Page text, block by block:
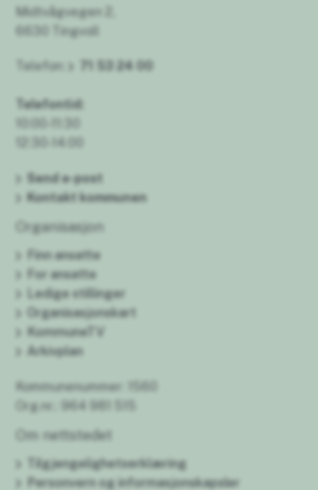
Midtvågvegen 2,
6630 Tingvoll
Telefon: 71 53 24 00
Telefontid:
12:30-14:00
Send e-post
Kontakt kommunen
Organisasjon
Finn ansatte
For ansatte
Ledige stillinger
Organisasjonskart
KommuneTV
Arkivplan
Kommunenummer: 1560
Org.nr.: 964 981 515
Om nettstedet
Tilgjengelighetserklæring
Personvern og informasjonskapsler